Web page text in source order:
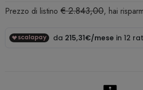
Prezzo di listino € 2.843,00, hai